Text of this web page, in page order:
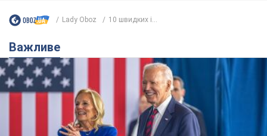
Lady Oboz 10 швидких і...
Важливе